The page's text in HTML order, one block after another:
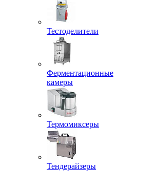
Тестоделители
Ферментационные
камеры
Термомиксеры
Тендерайзеры